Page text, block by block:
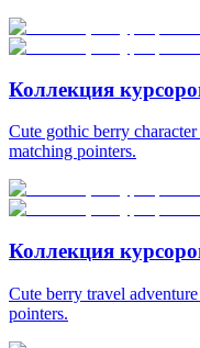
Коллекция
Cute gothic berry
matching pointers.
Коллекция
Cute berry travel
pointers.